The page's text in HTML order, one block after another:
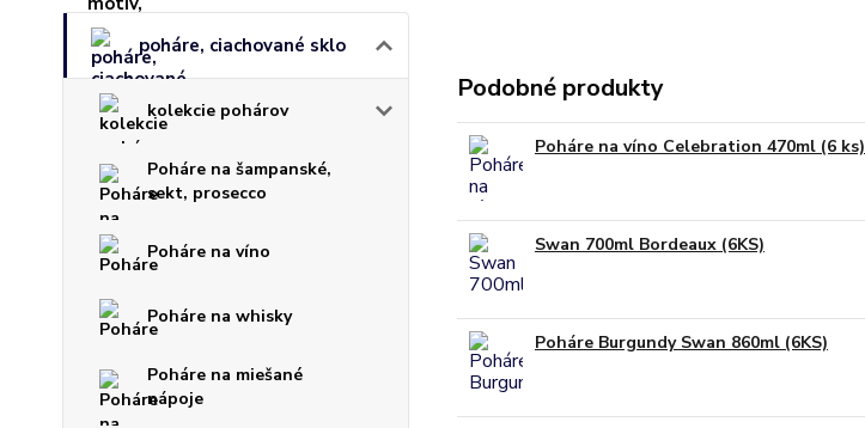
poháre, ciachované sklo
kolekcie pohárov
Poháre na šampanské,
sekt, prosecco
Poháre na víno
Poháre na whisky
Poháre na miešané
nápoje
Podobné produkty
Poháre na víno Celebration 470ml (6 ks)
Swan 700ml Bordeaux (6KS)
Poháre Burgundy Swan 860ml (6KS)